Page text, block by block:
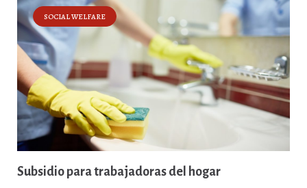
SOCIAL WELFARE
Subsidio para trabajadoras del hogar